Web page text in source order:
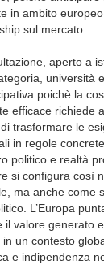
in ambito
sul mercato.
aperto a
università
poichè la
efficace richiede
di trasformare le
in regole
politico e realtà
si configura così
ma anche come
L’Europa
il valore generato
un contesto
e indipendenza